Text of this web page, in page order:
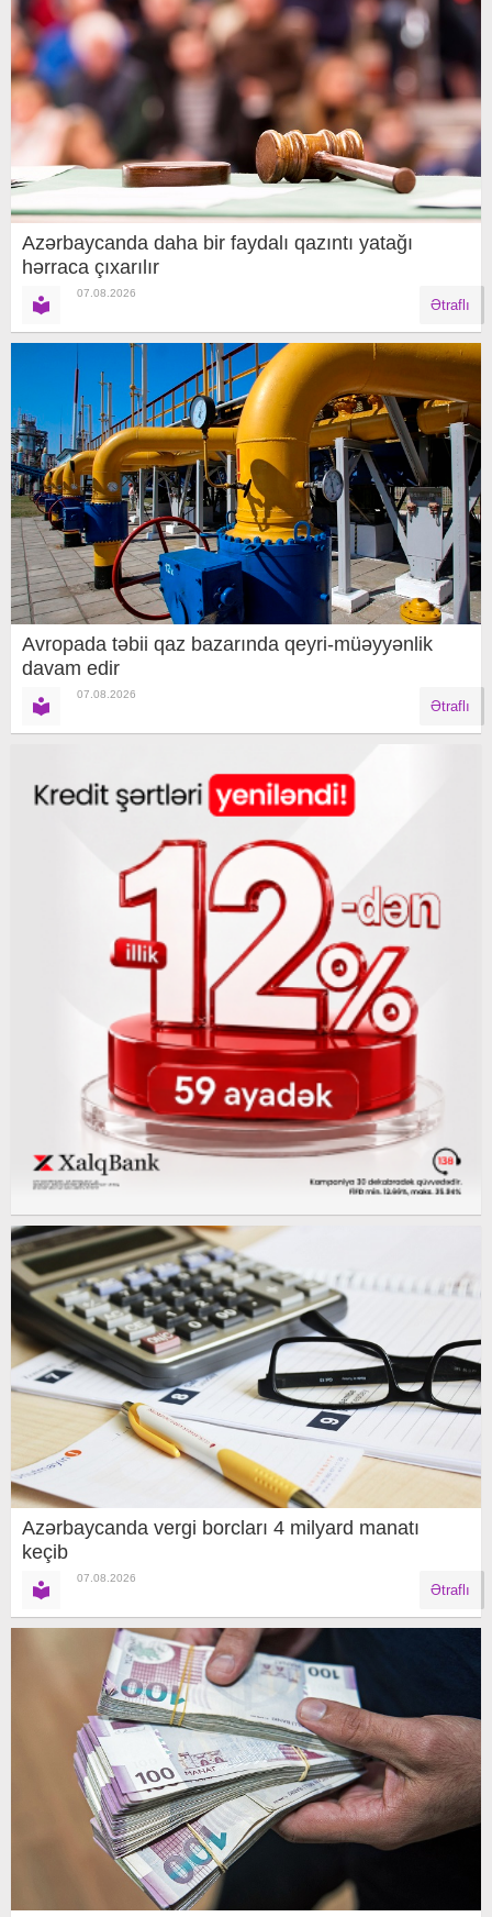
Azərbaycanda daha bir faydalı qazıntı yatağı
hərraca çıxarılır
07.08.2026
Ətraflı
Avropada təbii qaz bazarında qeyri-müəyyənlik
davam edir
07.08.2026
Ətraflı
Azərbaycanda vergi borcları 4 milyard manatı
keçib
07.08.2026
Ətraflı